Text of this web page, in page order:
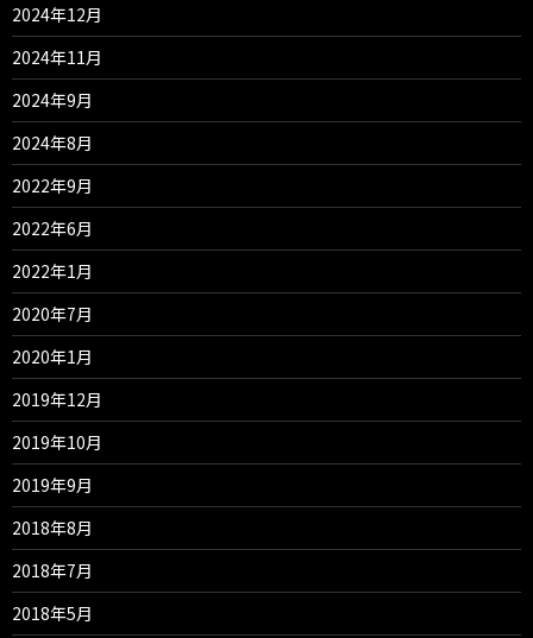
2024年12月
2024年11月
2024年9月
2024年8月
2022年9月
2022年6月
2022年1月
2020年7月
2020年1月
2019年12月
2019年10月
2019年9月
2018年8月
2018年7月
2018年5月